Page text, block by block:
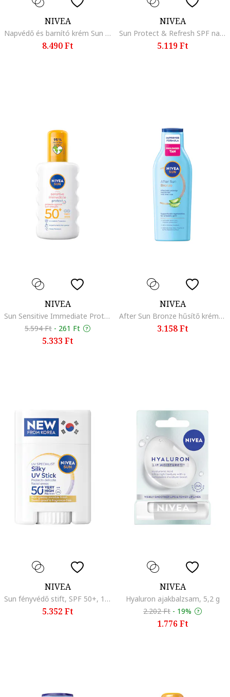
NIVEA
Napvédő és barnító krém Sun Protect & Bronze, SPF 30, 200 ml
8.490 Ft
NIVEA
Sun Protect & Refresh SPF napvedo spray, 30 SPF
5.119 Ft
NIVEA
Sun Sensitive Immediate Protect védő spray napallergia ellen, azonnali, SPF 50+, 200 ml
5.594 Ft - 261 Ft
5.333 Ft
NIVEA
After Sun Bronze hűsítő krém strand után, 200 ml
3.158 Ft
NIVEA
Sun fényvédő stift, SPF 50+, 15g
5.352 Ft
NIVEA
Hyaluron ajakbalzsam, 5,2 g
2.202 Ft - 19%
1.776 Ft